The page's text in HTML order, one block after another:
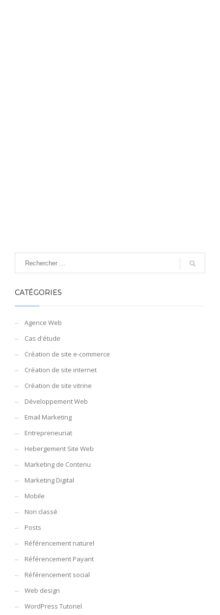
CATÉGORIES
Agence Web
Cas d'étude
Création de site e-commerce
Création de site internet
Création de site vitrine
Développement Web
Email Marketing
Entrepreneuriat
Hebergement Site Web
Marketing de Contenu
Marketing Digital
Mobile
Non classé
Posts
Référencement naturel
Référencement Payant
Référencement social
Web design
WordPress Tutoriel